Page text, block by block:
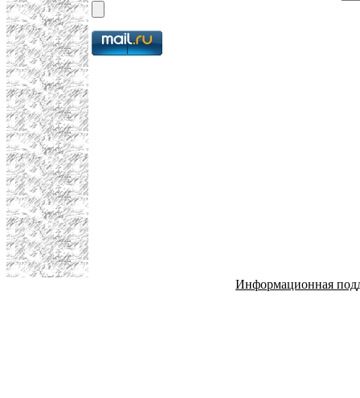
Информационная